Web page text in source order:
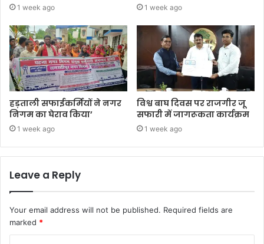
1 week ago 1 week ago
हड़ताली सफाईकर्मियों ने नगर
निगम का घेराव किया’
1 week ago
विश्व बाघ दिवस पर राजगीर जू
सफारी में जागरूकता कार्यक्रम
1 week ago
Leave a Reply
Your email address will not be published. Required fields are
marked *